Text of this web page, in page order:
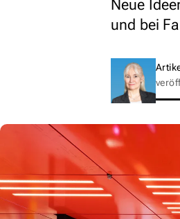
Neue
und bei